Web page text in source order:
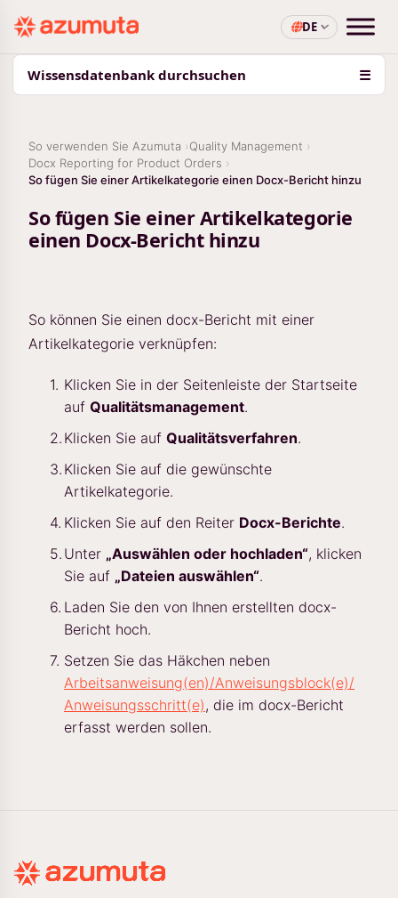
DE
Wissensdatenbank durchsuchen ☰
So verwenden Sie Azumuta
Quality Management
Docx Reporting for Product Orders
So fügen Sie einer Artikelkategorie einen Docx-Bericht hinzu
So fügen Sie einer Artikelkategorie
einen Docx-Bericht hinzu
So können Sie einen docx-Bericht mit einer
Artikelkategorie verknüpfen:
Klicken Sie in der Seitenleiste der Startseite
auf Qualitätsmanagement.
Klicken Sie auf Qualitätsverfahren.
Klicken Sie auf die gewünschte
Artikelkategorie.
Klicken Sie auf den Reiter Docx-Berichte.
Unter „Auswählen oder hochladen“, klicken
Sie auf „Dateien auswählen“.
Laden Sie den von Ihnen erstellten docx-
Bericht hoch.
Setzen Sie das Häkchen neben
Arbeitsanweisung(en)/Anweisungsblock(e)/
Anweisungsschritt(e), die im docx-Bericht
erfasst werden sollen.